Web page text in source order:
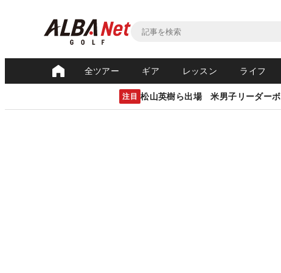
全ツアー ギア レッスン ライフ
注目 松山英樹ら出場 米男子リーダー